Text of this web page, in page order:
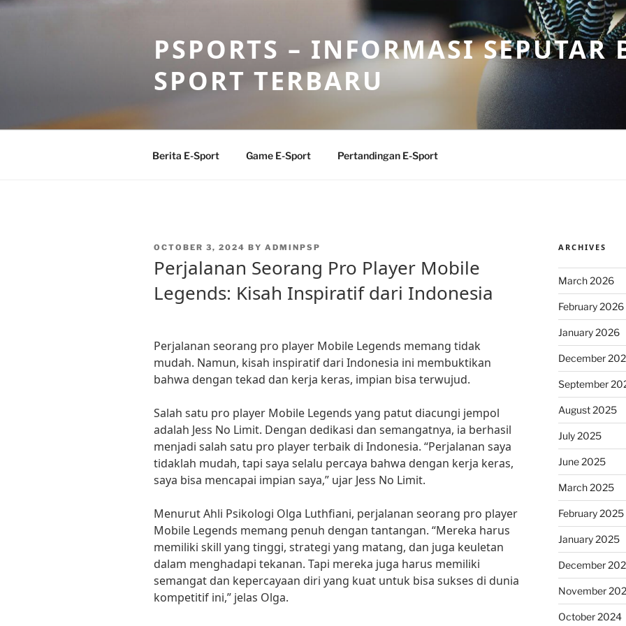
Skip
PSPORTS – INFORMASI SEPUTAR
SPORT TERBARU
Berita E-Sport Game E-Sport Pertandingan E-Sport
POSTED
OCTOBER 3, 2024 BY ADMINPSP
Perjalanan Seorang Pro Player Mobile
Legends: Kisah Inspiratif dari Indonesia
Perjalanan seorang pro player Mobile Legends memang tidak
mudah. Namun, kisah inspiratif dari Indonesia ini membuktikan
bahwa dengan tekad dan kerja keras, impian bisa terwujud.
Salah satu pro player Mobile Legends yang patut diacungi jempol
adalah Jess No Limit. Dengan dedikasi dan semangatnya, ia berhasil
menjadi salah satu pro player terbaik di Indonesia. “Perjalanan saya
tidaklah mudah, tapi saya selalu percaya bahwa dengan kerja keras,
saya bisa mencapai impian saya,” ujar Jess No Limit.
Menurut Ahli Psikologi Olga Luthfiani, perjalanan seorang pro player
Mobile Legends memang penuh dengan tantangan. “Mereka harus
memiliki skill yang tinggi, strategi yang matang, dan juga keuletan
dalam menghadapi tekanan. Tapi mereka juga harus memiliki
semangat dan kepercayaan diri yang kuat untuk bisa sukses di dunia
kompetitif ini,” jelas Olga.
ARCHIVES
March 2026
February 2026
January 2026
December
September
August 2025
July 2025
June 2025
March 2025
February 2025
January 2025
December
November
October 2024